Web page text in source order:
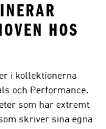
HOS
i kollektionerna
och Performance.
som har extremt
skriver sina egna